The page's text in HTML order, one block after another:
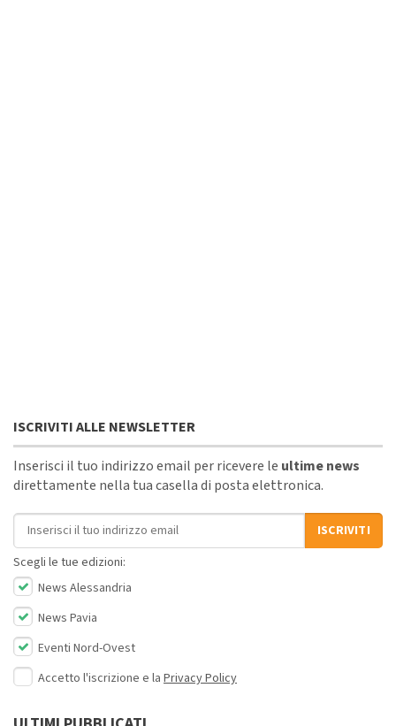
ISCRIVITI ALLE NEWSLETTER
Inserisci il tuo indirizzo email per ricevere le ultime news
direttamente nella tua casella di posta elettronica.
Indirizzo email
ISCRIVITI
Scegli le tue edizioni:
News Alessandria
News Pavia
Eventi Nord-Ovest
Accetto l'iscrizione e la Privacy Policy